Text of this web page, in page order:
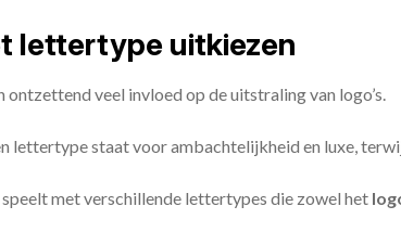
lettertype uitkiezen
veel invloed op de uitstraling van logo’s.
lettertype staat voor ambachtelijkheid en luxe,
speelt met verschillende lettertypes die zowel het